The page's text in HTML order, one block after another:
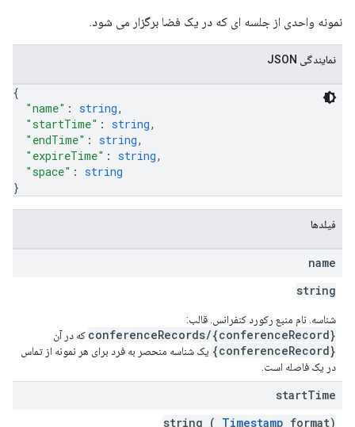
نمونه واحدی از جلسه ای که در یک فضا برگزار می شود.
نمایندگی JSON
{
"name" : string,
"startTime" : string,
"endTime" : string,
"expireTime" : string,
"space" : string
}
فیلدها
name
string
شناسه. نام منبع رکورد کنفرانس. قالب:
conferenceRecords/{conferenceRecord} که در آن
{conferenceRecord}
یک شناسه منحصر به فرد برای هر نمونه از تماس
در یک فاصله است.
startTime
string ( Timestamp format)